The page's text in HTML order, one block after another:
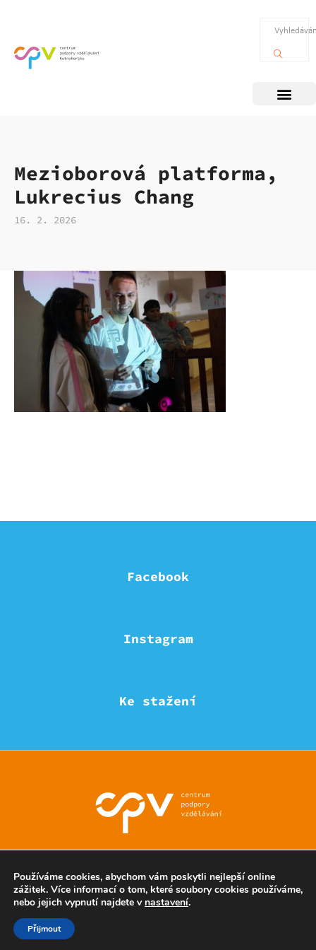
Mezioborová platforma,
Lukrecius Chang
16. 2. 2026
Facebook
Instagram
Ke stažení
Používáme cookies, abychom vám poskytli nejlepší online
zážitek. Více informací o tom, které soubory cookies používáme,
nebo jejich vypnutí najdete v nastavení.
Přijmout